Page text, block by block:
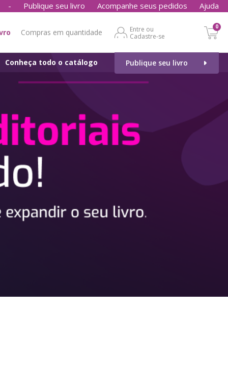
- Publique seu livro Acompanhe seus pedidos Ajuda
Compras em quantidade
Entre ou
Cadastre-se
0
Publique seu livro
Conheça todo o catálogo